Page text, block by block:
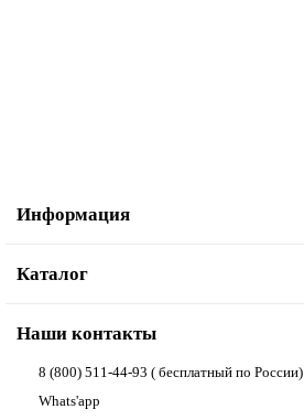
Информация
Каталог
Наши контакты
8 (800) 511-44-93 ( бесплатный по России)
Whats'app